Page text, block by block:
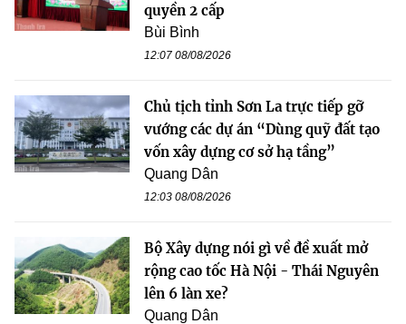
quyền 2 cấp
Bùi Bình
12:07 08/08/2026
Chủ tịch tỉnh Sơn La trực tiếp gỡ
vướng các dự án “Dùng quỹ đất tạo
vốn xây dựng cơ sở hạ tầng”
Quang Dân
12:03 08/08/2026
Bộ Xây dựng nói gì về đề xuất mở
rộng cao tốc Hà Nội - Thái Nguyên
lên 6 làn xe?
Quang Dân